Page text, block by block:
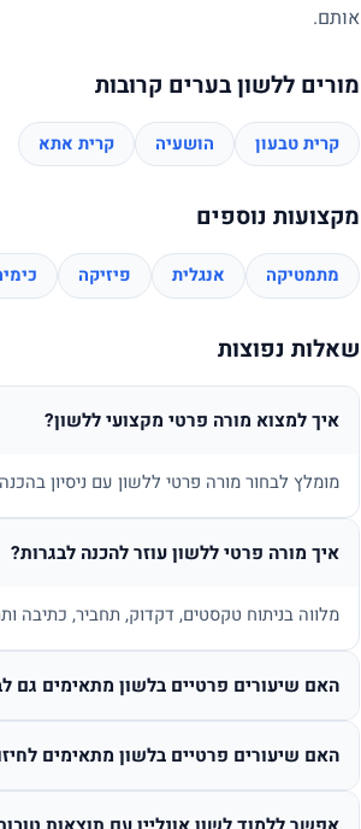
אותם.
מורים ללשון בערים קרובות
קרית טבעון הושעיה קרית אתא
מקצועות נוספים
מתמטיקה אנגלית פיזיקה
שאלות נפוצות
איך למצוא מורה פרטי מקצועי ללשון?
מומלץ לבחור מורה פרטי ללשון עם ניסיון
איך מורה פרטי ללשון עוזר להכנה לבגרות?
מלווה בניתוח טקסטים, דקדוק, תחביר, כתיבה
האם שיעורים פרטיים בלשון מתאימים גם
האם שיעורים פרטיים בלשון מתאימים